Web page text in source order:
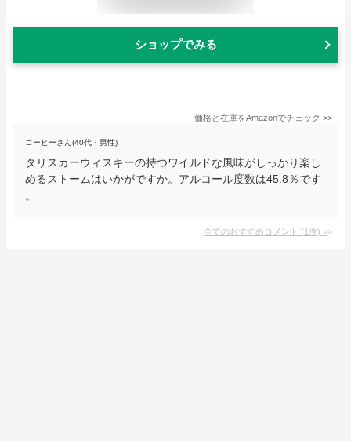
ショップでみる
価格と在庫をAmazonでチェック >>
コーヒーさん(40代・男性)
タリスカーウィスキーの持つワイルドな風味がしっかり楽し
めるストームはいかがですか。アルコール度数は45.8％です
。
全てのおすすめコメント (1件) >